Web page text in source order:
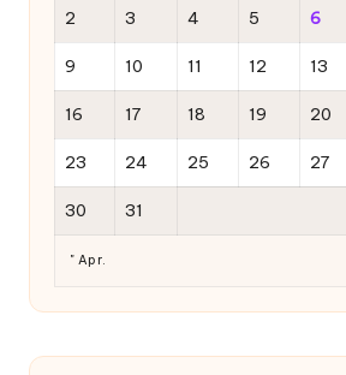
2 3 4 5 6
9 10 11 12 13
16 17 18 19 20
23 24 25 26 27
30 31
" Apr.